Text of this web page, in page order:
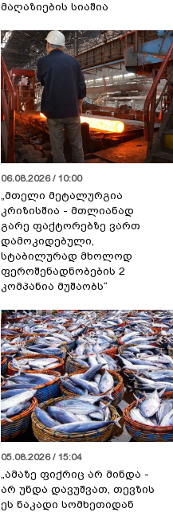
მაღაზიების სიაშია
06.08.2026 / 10:00
„მთელი მეტალურგია
კრიზისშია - მთლიანად
გარე ფაქტორებზე ვართ
დამოკიდებული,
სტაბილურად მხოლოდ
ფეროშენადნობების 2
კომპანია მუშაობს“
05.08.2026 / 15:04
„ამაზე ფიქრიც არ მინდა -
არ უნდა დავუშვათ, თევზის
ეს ნაკადი სომხეთიდან